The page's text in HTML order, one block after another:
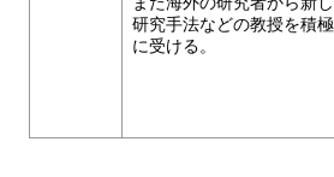
研究手法などの教授を積
に受ける。